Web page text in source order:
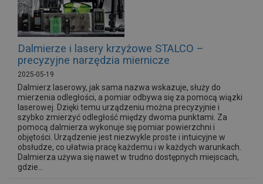
Dalmierze i lasery krzyżowe STALCO –
precyzyjne narzędzia miernicze
2025-05-19
Dalmierz laserowy, jak sama nazwa wskazuje, służy do
mierzenia odległości, a pomiar odbywa się za pomocą wiązki
laserowej. Dzięki temu urządzeniu można precyzyjnie i
szybko zmierzyć odległość między dwoma punktami. Za
pomocą dalmierza wykonuje się pomiar powierzchni i
objętości. Urządzenie jest niezwykle proste i intuicyjne w
obsłudze, co ułatwia pracę każdemu i w każdych warunkach.
Dalmierza używa się nawet w trudno dostępnych miejscach,
gdzie...